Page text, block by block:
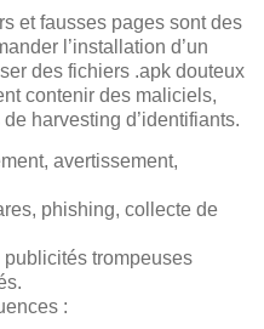
et fausses pages sont des
l’installation d’un
des fichiers .apk douteux
contenir des maliciels,
harvesting d’identifiants.
avertissement,
phishing, collecte de
trompeuses
: